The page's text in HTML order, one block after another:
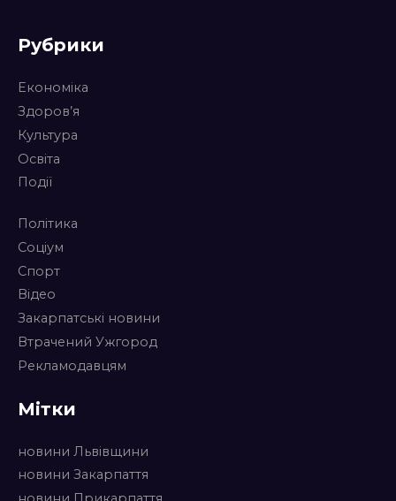
Рубрики
Економіка
Здоров’я
Культура
Освіта
Події
Політика
Соціум
Спорт
Відео
Закарпатські новини
Втрачений Ужгород
Рекламодавцям
Мітки
новини Львівщини
новини Закарпаття